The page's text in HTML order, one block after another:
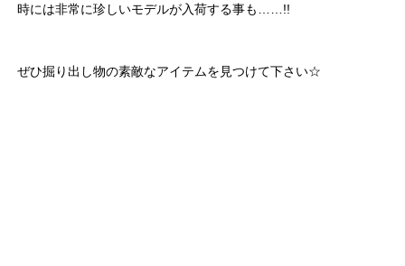
時には非常に珍しいモデルが入荷する事も……!!
ぜひ掘り出し物の素敵なアイテムを見つけて下さい☆